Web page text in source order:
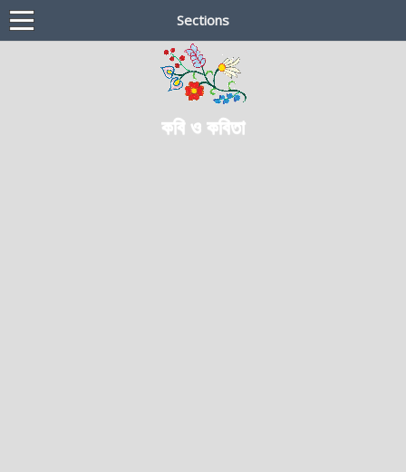
Sections
কবি ও কবিতা